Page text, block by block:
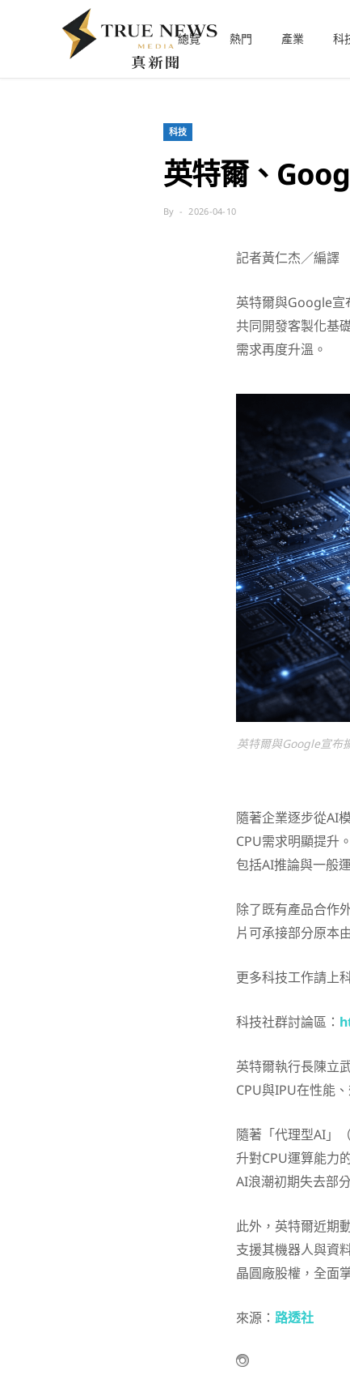
總覽 熱門 產業 科
科技
英特爾、
By 2026-04-10
記者黃仁杰／編譯
英特爾與Google宣
共同開發客製化基
需求再度升溫。
英特爾與Google宣布
隨著企業逐步從AI
CPU需求明顯提升
包括AI推論與一般
除了既有產品合作
片可承接部分原本
更多科技工作請上
科技社群討論區：
英特爾執行長陳立
CPU與IPU在性能
隨著「代理型AI」
升對CPU運算能力
AI浪潮初期失去部
此外，英特爾近期
支援其機器人與資
晶圓廠股權，全面
來源： 路透社